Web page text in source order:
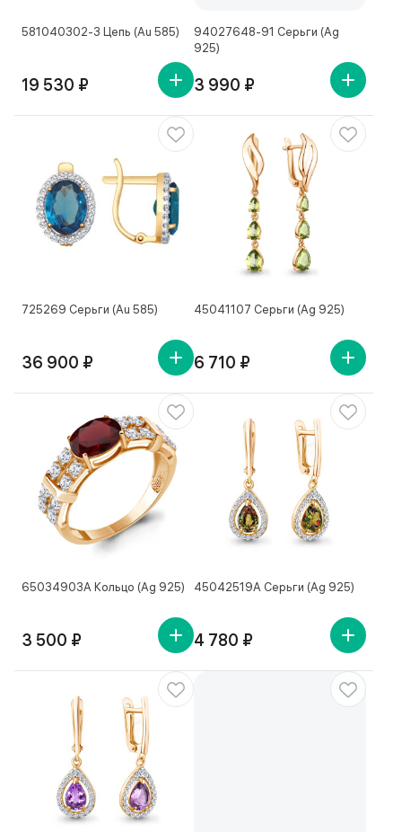
581040302-3 Цепь (Au 585)
19 530 ₽
94027648-91 Серьги (Ag
925)
3 990 ₽
725269 Серьги (Au 585)
36 900 ₽
45041107 Серьги (Ag 925)
6 710 ₽
65034903А Кольцо (Ag 925)
3 500 ₽
45042519А Серьги (Ag 925)
4 780 ₽